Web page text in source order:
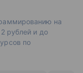
на
рублей и до
по